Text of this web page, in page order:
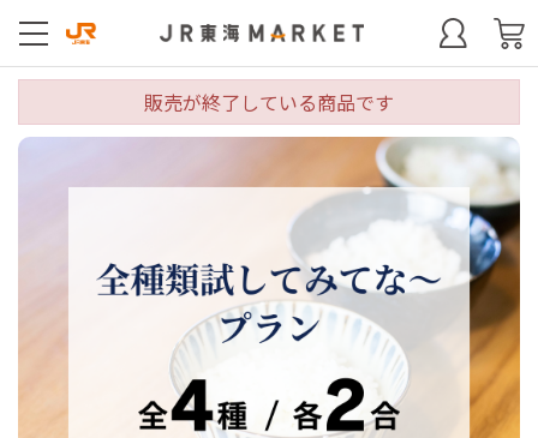
販売が終了している商品です